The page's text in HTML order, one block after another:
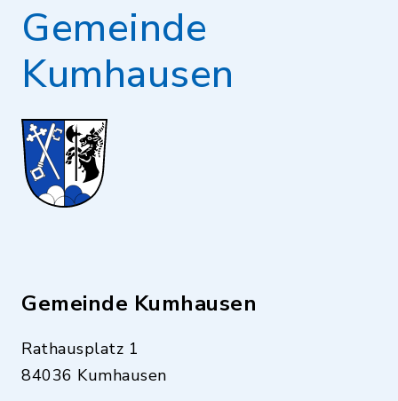
Gemeinde
Kumhausen
Gemeinde Kumhausen
Rathausplatz 1
84036 Kumhausen